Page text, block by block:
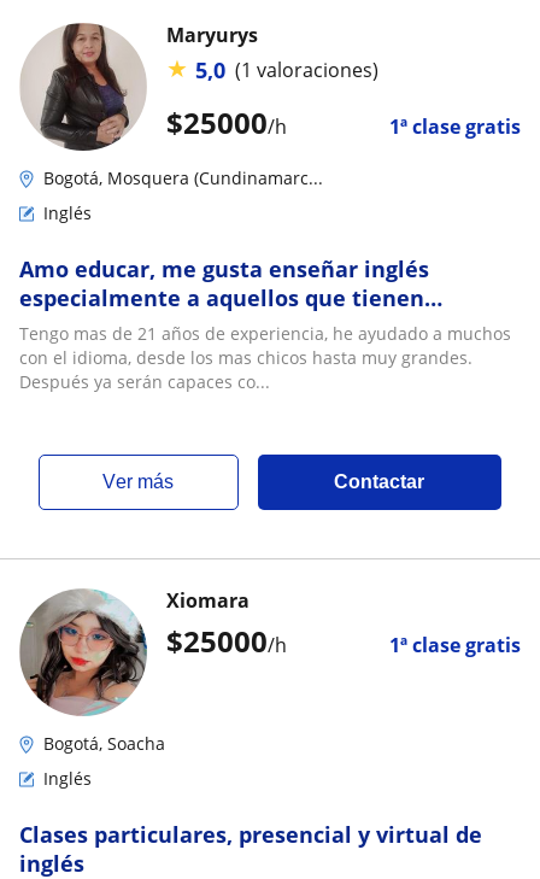
$25000/h 1ª clase gratis
Maryurys
★ 5,0 (1 valoraciones)
Bogotá, Mosquera (Cundinamarc...
Inglés
Amo educar, me gusta enseñar inglés
especialmente a aquellos que tienen
dificultades desde la base
Tengo mas de 21 años de experiencia, he ayudado a muchos
con el idioma, desde los mas chicos hasta muy grandes.
Después ya serán capaces co...
ver más Contactar
$25000/h 1ª clase gratis
Xiomara
Bogotá, Soacha
Inglés
Clases particulares, presencial y virtual de
inglés